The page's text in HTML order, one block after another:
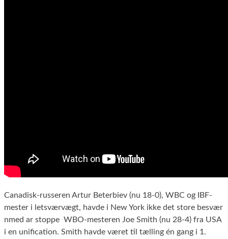
Canadisk-russeren Artur Beterbiev (nu 18-0), WBC og IBF-
mester i letsværvægt, havde i New York ikke det store besvær
nmed ar stoppe WBO-mesteren Joe Smith (nu 28-4) fra USA
i en unification. Smith havde været til tælling én gang i 1.